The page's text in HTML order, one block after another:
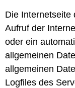
Die Internetseite
Aufruf der
oder ein
allgemeinen
allgemeinen
Logfiles des